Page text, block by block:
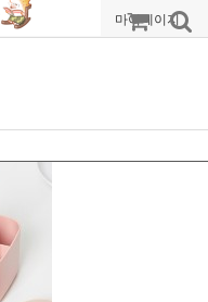
주문조회 마이페이지